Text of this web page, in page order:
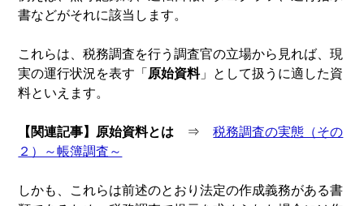
書などがそれに該当します。
これらは、税務調査を行う調査官の立場から見れば、現
実の運行状況を表す「 原始資料」として扱うに適した資
料といえます。
【関連記事】原始資料とは ⇒税務調査の実態（その
２）～帳簿調査～
しかも、これらは前述のとおり法定の作成義務がある書